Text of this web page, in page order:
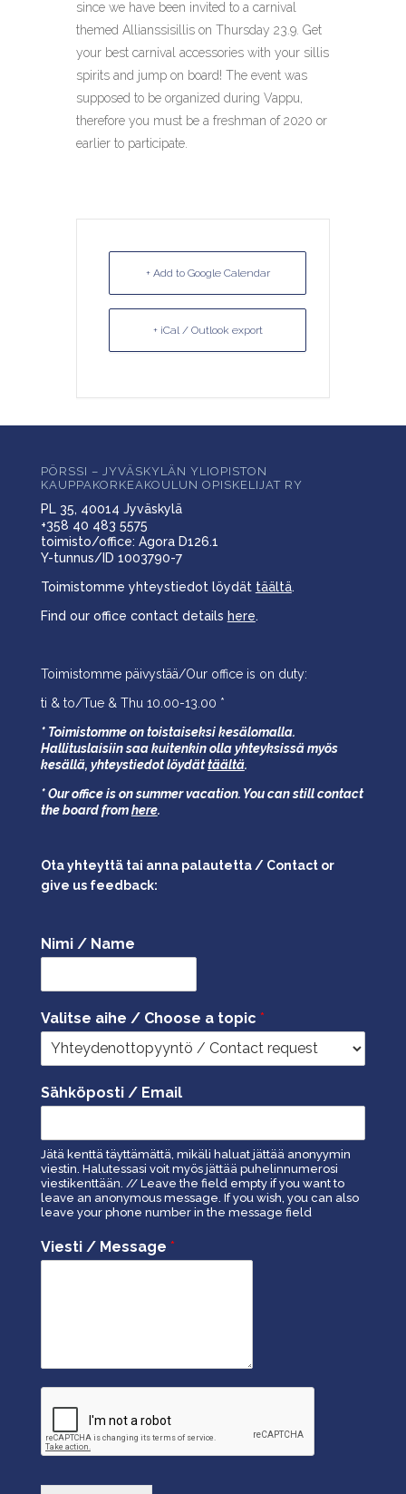
since we have been invited to a carnival
themed Allianssisillis on Thursday 23.9. Get
your best carnival accessories with your sillis
spirits and jump on board! The event was
supposed to be organized during Vappu,
therefore you must be a freshman of 2020 or
earlier to participate.
+ Add to Google Calendar
+ iCal / Outlook export
PÖRSSI – JYVÄSKYLÄN YLIOPISTON
KAUPPAKORKEAKOULUN OPISKELIJAT RY
PL 35, 40014 Jyväskylä
+358 40 483 5575
toimisto/office: Agora D126.1
Y-tunnus/ID 1003790-7
Toimistomme yhteystiedot löydät täältä.
Find our office contact details here.
Toimistomme päivystää/Our office is on duty:
ti & to/Tue & Thu 10.00-13.00 *
* Toimistomme on toistaiseksi kesälomalla.
Hallituslaisiin saa kuitenkin olla yhteyksissä myös
kesällä, yhteystiedot löydättäältä.
* Our office is on summer vacation. You can still contact
the board fromhere.
Ota yhteyttä tai anna palautetta / Contact or
give us feedback:
Nimi / Name
Valitse aihe / Choose a topic *
Sähköposti / Email
Jätä kenttä täyttämättä, mikäli haluat jättää anonyymin
viestin. Halutessasi voit myös jättää puhelinnumerosi
viestikenttään. // Leave the field empty if you want to
leave an anonymous message. If you wish, you can also
leave your phone number in the message field
Viesti / Message *